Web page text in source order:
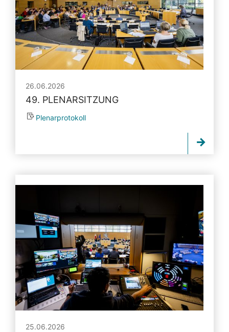
26.06.2026
49. PLENARSITZUNG
Plenarprotokoll
25.06.2026